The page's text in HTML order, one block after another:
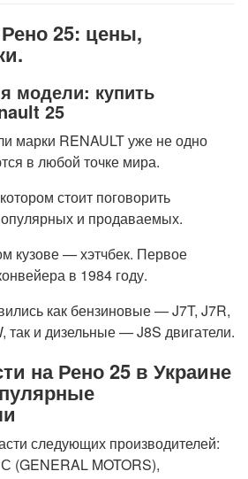
25: цены,
модели: купить
25
марки RENAULT уже не одно
в любой точке мира.
стоит поговорить
и продаваемых.
кузове — хэтчбек. Первое
в 1984 году.
как бензиновые — J7T, J7R,
так и дизельные — J8S двигатели.
на Рено 25 в Украине
следующих производителей:
MOTORS),